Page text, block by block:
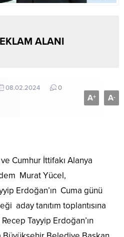
ALANI
08.02.2024 0
A+ A-
ve Cumhur İttifakı Alanya
Murat Yücel,
Erdoğan’ın Cuma günü
aday tanıtım toplantısına
Tayyip Erdoğan’ın